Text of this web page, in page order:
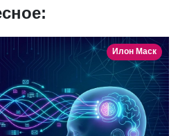
Илон Маск